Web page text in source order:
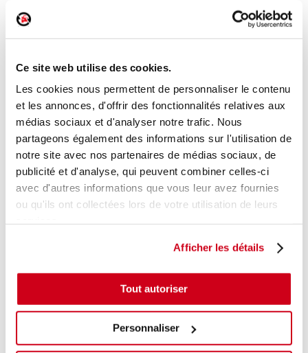
Ce site web utilise des cookies.
Les cookies nous permettent de personnaliser le contenu
et les annonces, d'offrir des fonctionnalités relatives aux
médias sociaux et d'analyser notre trafic. Nous
partageons également des informations sur l'utilisation de
notre site avec nos partenaires de médias sociaux, de
publicité et d'analyse, qui peuvent combiner celles-ci
avec d'autres informations que vous leur avez fournies
ou qu'ils ont collectées lors de votre utilisation de leurs
Afficher les détails
Tout autoriser
Personnaliser
Poignée extérieure arrière droite
Réf. constructeur :826064374R
Modèle d'origine : RENAULT CLIO 4 2012 - 201612
Modèle de provenance
Caractéristiques techniques
En stock 15,00 € TTC
AJOUTER AU PANIER